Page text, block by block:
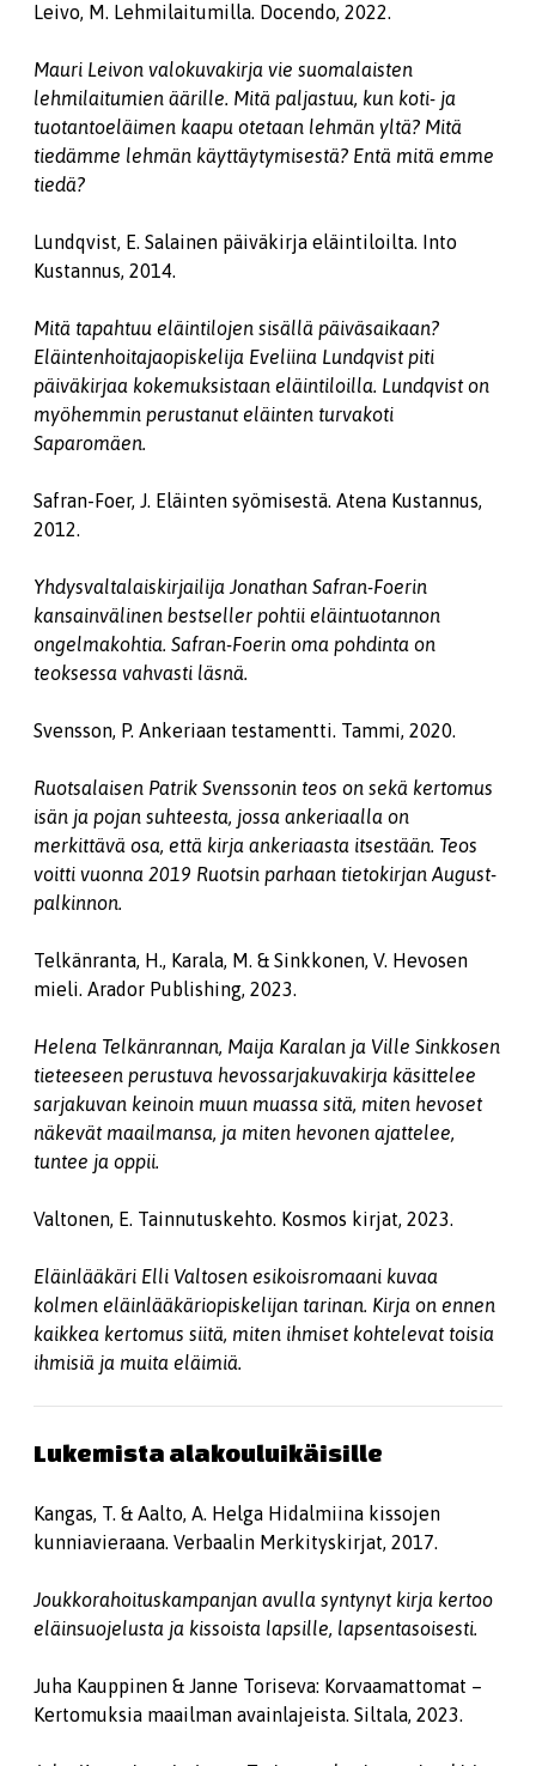
Leivo, M. Lehmilaitumilla. Docendo, 2022.
Mauri Leivon valokuvakirja vie suomalaisten
lehmilaitumien äärille. Mitä paljastuu, kun koti- ja
tuotantoeläimen kaapu otetaan lehmän yltä? Mitä
tiedämme lehmän käyttäytymisestä? Entä mitä emme
tiedä?
Lundqvist, E. Salainen päiväkirja eläintiloilta. Into
Kustannus, 2014.
Mitä tapahtuu eläintilojen sisällä päiväsaikaan?
Eläintenhoitajaopiskelija Eveliina Lundqvist piti
päiväkirjaa kokemuksistaan eläintiloilla. Lundqvist on
myöhemmin perustanut eläinten turvakoti
Saparomäen.
Safran-Foer, J. Eläinten syömisestä. Atena Kustannus,
2012.
Yhdysvaltalaiskirjailija Jonathan Safran-Foerin
kansainvälinen bestseller pohtii eläintuotannon
ongelmakohtia. Safran-Foerin oma pohdinta on
teoksessa vahvasti läsnä.
Svensson, P. Ankeriaan testamentti. Tammi, 2020.
Ruotsalaisen Patrik Svenssonin teos on sekä kertomus
isän ja pojan suhteesta, jossa ankeriaalla on
merkittävä osa, että kirja ankeriaasta itsestään. Teos
voitti vuonna 2019 Ruotsin parhaan tietokirjan August-
palkinnon.
Telkänranta, H., Karala, M. & Sinkkonen, V. Hevosen
mieli. Arador Publishing, 2023.
Helena Telkänrannan, Maija Karalan ja Ville Sinkkosen
tieteeseen perustuva hevossarjakuvakirja käsittelee
sarjakuvan keinoin muun muassa sitä, miten hevoset
näkevät maailmansa, ja miten hevonen ajattelee,
tuntee ja oppii.
Valtonen, E. Tainnutuskehto. Kosmos kirjat, 2023.
Eläinlääkäri Elli Valtosen esikoisromaani kuvaa
kolmen eläinlääkäriopiskelijan tarinan. Kirja on ennen
kaikkea kertomus siitä, miten ihmiset kohtelevat toisia
ihmisiä ja muita eläimiä.
Lukemista alakouluikäisille
Kangas, T. & Aalto, A. Helga Hidalmiina kissojen
kunniavieraana. Verbaalin Merkityskirjat, 2017.
Joukkorahoituskampanjan avulla syntynyt kirja kertoo
eläinsuojelusta ja kissoista lapsille, lapsentasoisesti.
Juha Kauppinen & Janne Toriseva: Korvaamattomat –
Kertomuksia maailman avainlajeista. Siltala, 2023.